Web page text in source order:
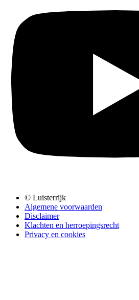
© Luisterrijk
Algemene voorwaarden
Disclaimer
Klachten en herroepingsrecht
Privacy en cookies